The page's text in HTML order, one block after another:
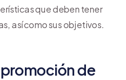
que deben tener
así como sus objetivos.
de